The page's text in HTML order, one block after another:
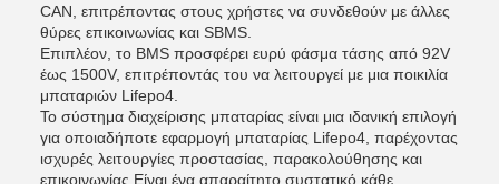
CAN, επιτρέποντας στους χρήστες να συνδεθούν με άλλες
θύρες επικοινωνίας και SBMS.
Επιπλέον, το BMS προσφέρει ευρύ φάσμα τάσης από 92V
έως 1500V, επιτρέποντάς του να λειτουργεί με μια ποικιλία
μπαταριών Lifepo4.
Το σύστημα διαχείρισης μπαταρίας είναι μια ιδανική επιλογή
για οποιαδήποτε εφαρμογή μπαταρίας Lifepo4, παρέχοντας
ισχυρές λειτουργίες προστασίας, παρακολούθησης και
επικοινωνίας.Είναι ένα απαραίτητο συστατικό κάθε